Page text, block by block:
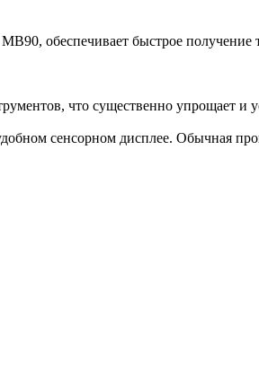
обеспечивает быстрое
что существенно упрощает и
сенсорном дисплее. Обычная